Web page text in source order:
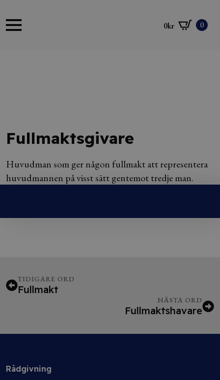
0kr 0
Fullmaktsgivare
Huvudman som ger någon fullmakt att representera
huvudmannen på visst sätt gentemot tredje man.
TIDIGARE ORD
Fullmakt
NÄSTA ORD
Fullmaktshavare
Rådgivning